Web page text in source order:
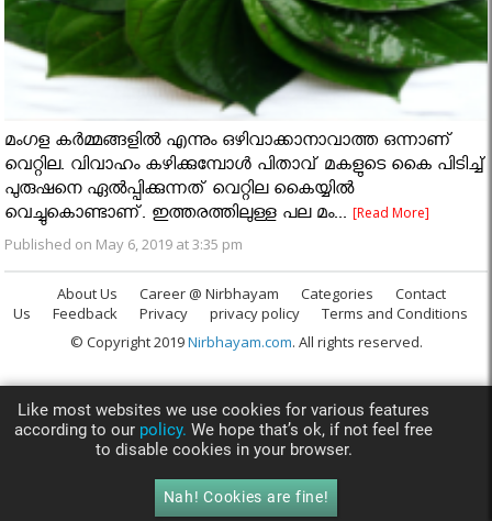
മംഗള കര്‍മ്മങ്ങളില്‍ എന്നും ഒഴിവാക്കാനാവാത്ത ഒന്നാണ്
വെറ്റില. വിവാഹം കഴിക്കുമ്പോള്‍ പിതാവ് മകളുടെ കൈ പിടിച്ച്
പുരുഷനെ ഏല്‍പ്പിക്കുന്നത് വെറ്റില കൈയ്യില്‍
വെച്ചുകൊണ്ടാണ്. ഇത്തരത്തിലുള്ള പല മം...[Read More]
Published on May 6, 2019 at 3:35 pm
About Us Career @ Nirbhayam Categories
Contact
Us
Feedback Privacy privacy policy
Terms and Conditions
© Copyright 2019Nirbhayam.com. All rights reserved.
Like most websites we use cookies for various features
according to our policy. We hope that’s ok, if not feel free
to disable cookies in your browser.
Nah! Cookies are fine!